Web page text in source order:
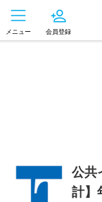
メニュー 会員登録
公共
計】